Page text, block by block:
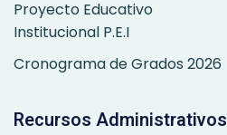
Proyecto Educativo
Institucional P.E.I
Cronograma de Grados 2026
Recursos Administrativos